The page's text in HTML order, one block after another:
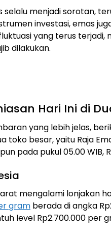
selalu menjadi sorotan,
investasi, emas
yang terus
dilakukan.
Hari Ini di
yang lebih jelas,
toko besar, yaitu Raja
pada pukul 05.00 WIB,
mengalami lonjakan
gram berada di angka
level Rp2.700.000 per